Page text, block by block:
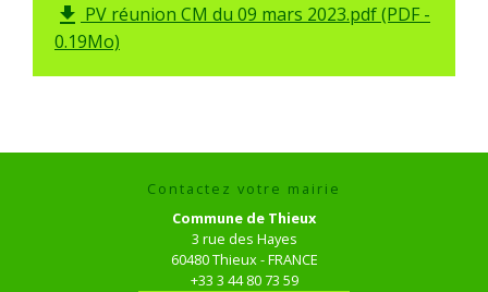
file_download PV réunion CM du 09 mars 2023.pdf (PDF -
0.19Mo)
Contactez votre mairie
Commune de Thieux
3 rue des Hayes
60480 Thieux - FRANCE
+33 3 44 80 73 59